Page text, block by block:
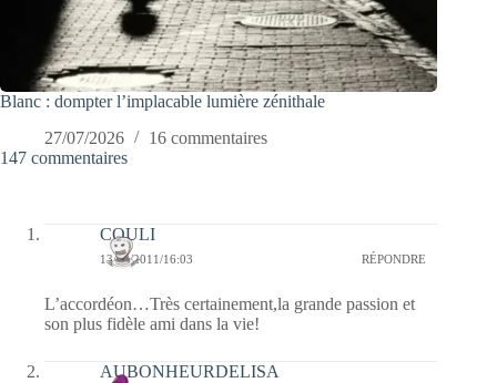
Blanc : dompter l’implacable lumière zénithale
27/07/2026
16 commentaires
147 commentaires
COULI
13/03/2011/16:03 RÉPONDRE
L’accordéon…Très certainement,la grande passion et
son plus fidèle ami dans la vie!
AUBONHEURDELISA